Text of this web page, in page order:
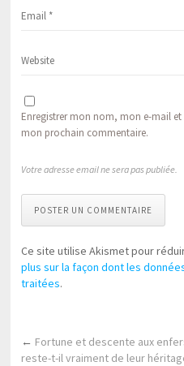
Enregistrer mon nom, mon e-mail
mon prochain commentaire.
Votre adresse email ne sera pas publiée.
POSTER UN COMMENTAIRE
Ce site utilise Akismet pour
plus sur la façon dont les
traitées.
← Fortune et descente aux
reste-t-il vraiment de leur